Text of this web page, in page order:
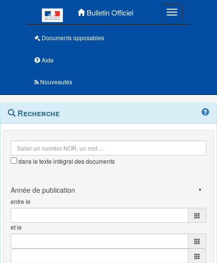
Bulletin Officiel Toggle
Documents opposables
Aide
Nouveautés
Navigation
outils
Menu
contextuel
Recherche
dans le texte intégral des documents
entre le
et le